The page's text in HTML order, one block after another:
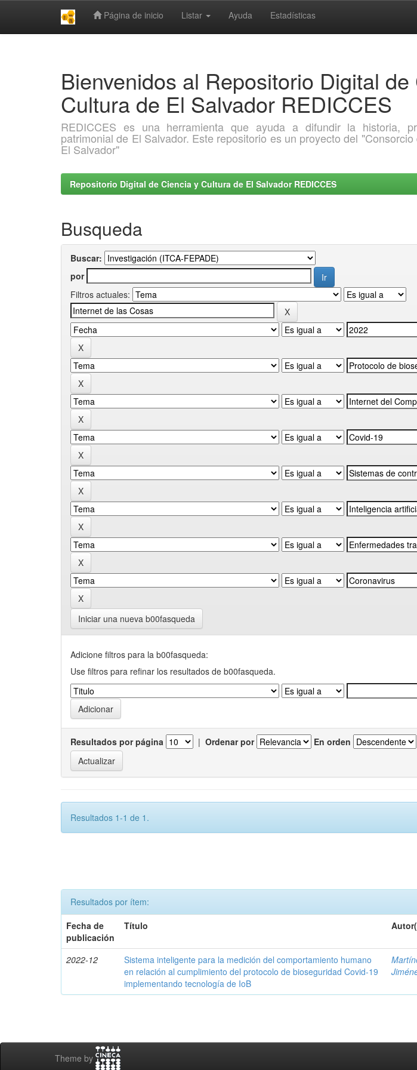
Página de inicio Listar Ayuda Estadísticas
Bienvenidos al Repositorio Digital
Cultura de El Salvador REDICCES
REDICCES es una herramienta que ayuda a difundir la historia,
patrimonial de El Salvador. Este repositorio es un proyecto del
El Salvador"
Repositorio Digital de Ciencia y Cultura de El Salvador REDICCES
Busqueda
Buscar:
por
Filtros actuales:
Iniciar una nueva b00fasqueda
Adicione filtros para la b00fasqueda:
Use filtros para refinar los resultados de b00fasqueda.
Resultados por página | Ordenar por En orden
Resultados 1-1 de 1.
Resultados por ítem:
Fecha de
publicación
Título
2022-12
Sistema inteligente para la medición del comportamiento humano
en relación al cumplimiento del protocolo de bioseguridad Covid-19
implementando tecnología de IoB
Theme by